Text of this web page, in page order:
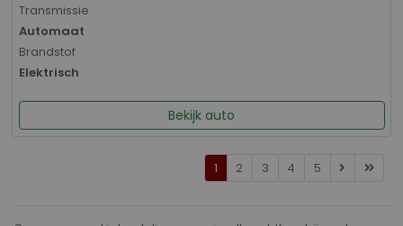
Transmissie
Automaat
Brandstof
Elektrisch
Bekijk auto
1 2 3 4 5